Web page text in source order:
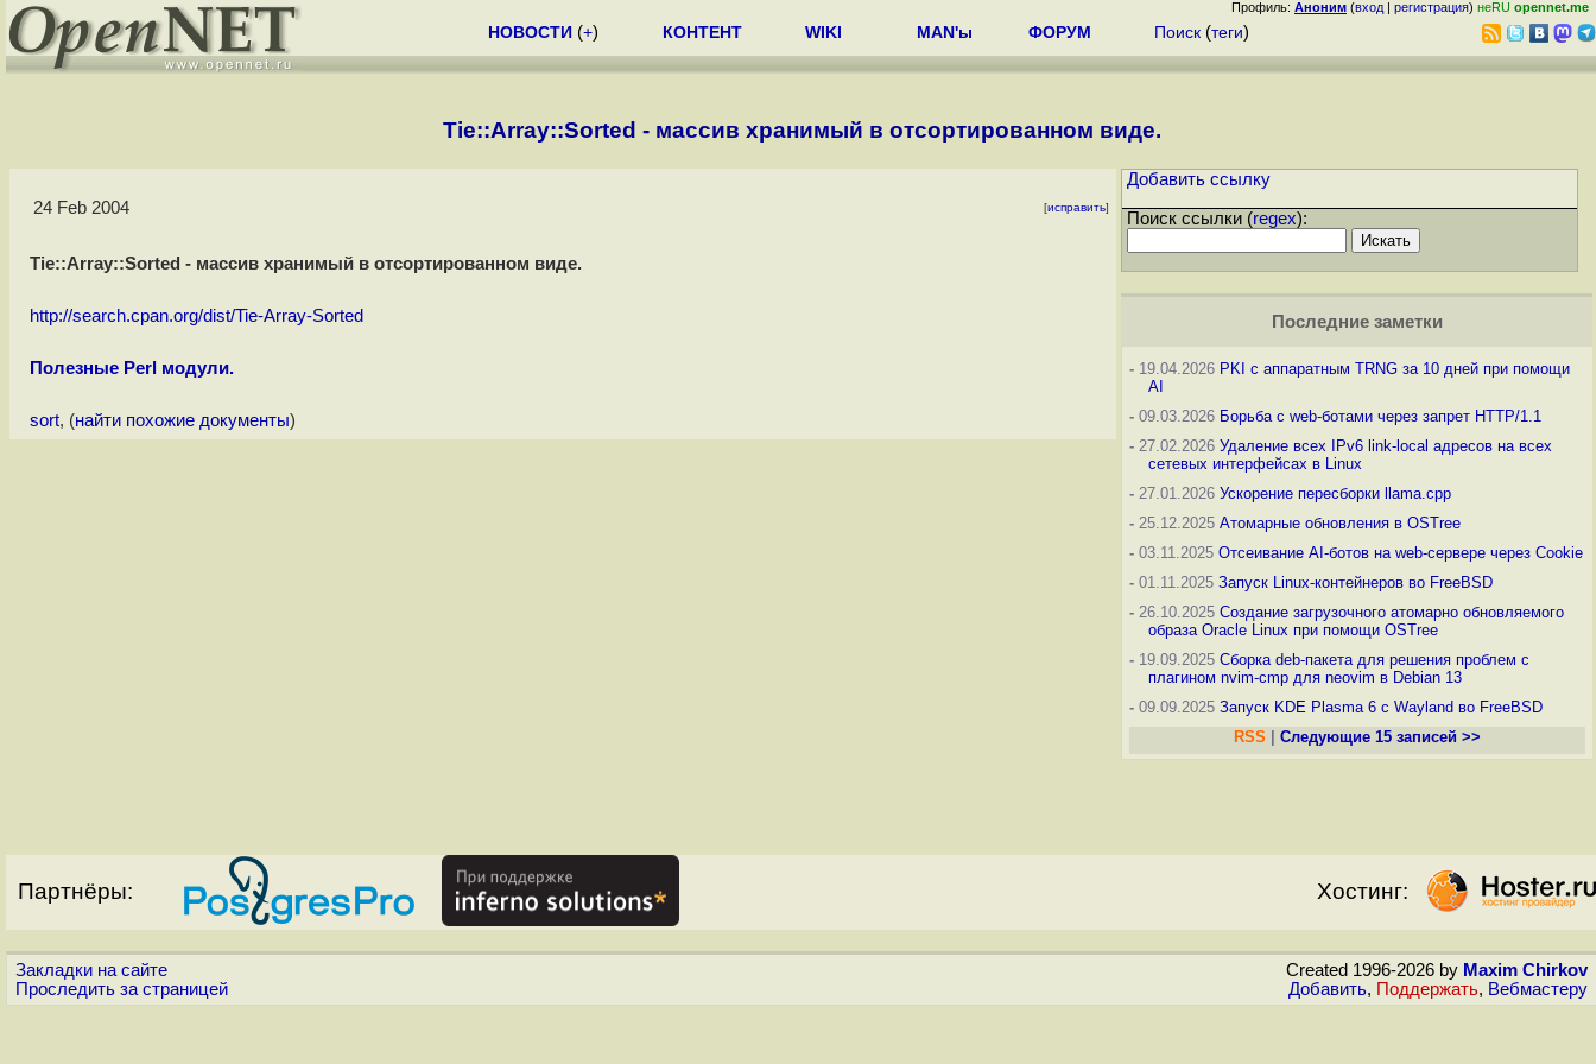
Профиль: Аноним (вход | регистрация) неRU opennet.me
НОВОСТИ (+) КОНТЕНТ WIKI MAN'ы ФОРУМ Поиск (теги)
Tie::Array::Sorted - массив хранимый в отсортированном виде.
24 Feb 2004 [исправить]
Tie::Array::Sorted - массив хранимый в отсортированном виде.
http://search.cpan.org/dist/Tie-Array-Sorted
Полезные Perl модули.
sort, (найти похожие документы)
Добавить ссылку
Поиск ссылки (regex):
Последние заметки
- 19.04.2026 PKI с аппаратным TRNG за 10 дней при помощи
AI
- 09.03.2026 Борьба с web-ботами через запрет HTTP/1.1
- 27.02.2026 Удаление всех IPv6 link-local адресов на всех
сетевых интерфейсах в Linux
- 27.01.2026 Ускорение пересборки llama.cpp
- 25.12.2025 Атомарные обновления в OSTree
- 03.11.2025 Отсеивание AI-ботов на web-сервере через Cookie
- 01.11.2025 Запуск Linux-контейнеров во FreeBSD
- 26.10.2025 Создание загрузочного атомарно обновляемого
образа Oracle Linux при помощи OSTree
- 19.09.2025 Сборка deb-пакета для решения проблем с
плагином nvim-cmp для neovim в Debian 13
- 09.09.2025 Запуск KDE Plasma 6 с Wayland во FreeBSD
RSS
Следующие 15 записей >>
Партнёры: Хостинг:
Закладки на сайте
Проследить за страницей
Created 1996-2026 by Maxim Chirkov
Добавить, Поддержать, Вебмастеру